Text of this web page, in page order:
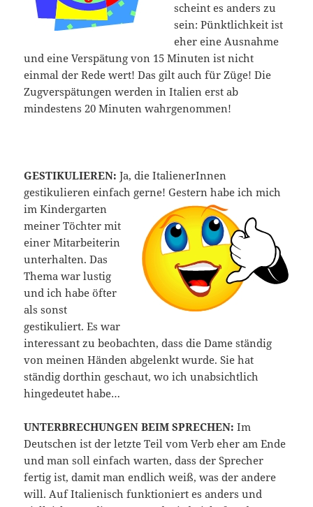
scheint es anders zu
sein: Pünktlichkeit ist
eher eine Ausnahme
und eine Verspätung von 15 Minuten ist nicht
einmal der Rede wert! Das gilt auch für Züge! Die
Zugverspätungen werden in Italien erst ab
mindestens 20 Minuten wahrgenommen!
GESTIKULIEREN: Ja, die ItalienerInnen
gestikulieren einfach gerne! Gestern habe ichmich
im Kindergarten
meiner Töchter mit
einer Mitarbeiterin
unterhalten. Das
Thema war lustig
und ich habe öfter
als sonst
gestikuliert. Es war
interessant zu beobachten, dass die Dame ständig
von meinen Händen abgelenkt wurde. Sie hat
ständig dorthin geschaut, wo ich unabsichtlich
hingedeutet habe…
UNTERBRECHUNGEN BEIM SPRECHEN: Im
Deutschen ist der letzte Teil vom Verb eher am Ende
und man soll einfach warten, dass der Sprecher
fertig ist, damit man endlich weiß, was der andere
will. Auf Italienisch funktioniert es anders und